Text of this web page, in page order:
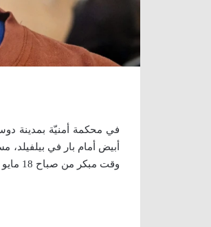
في محكمة أمنيّة بمدينة
أبيض أمام بار في بيلفيلد،
وقت مبكر من صباح 18 مايو 2025.